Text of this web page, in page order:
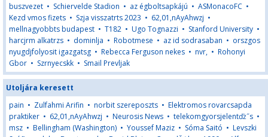
buszvezet • Schiervelde Stadion • az égboltsapkájú • ASMonacoFC •
Kezd vmos fizets • Szja visszatrts 2023 • 62,01,nAyAhwzj •
mellnagyobbts budapest • T182 • Ugo Tognazzi • Stanford University •
harcjrm alkatrzs • dominlja • Robotmese • az id sodrasaban • orszgos
nyugdjfolyosit igazgatsg • Rebecca Ferguson nekes • nvr, • Rohonyi
Gbor • Szrnyecskk • Smail Prevljak
Utoljára keresett
pain • Zulfahmi Arifin • norbit szereposzts • Elektromos rovarcsapda
praktiker • 62,01,nAyAhwzj • Neurosis News • telekomgyorsjelentďż˝s •
msz • Bellingham (Washington) • Youssef Maziz • Sóma Saitó • Levszki